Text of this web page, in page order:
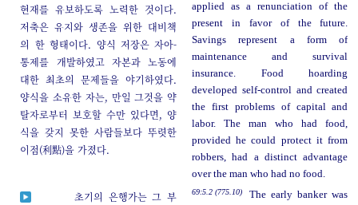
현재를 유보하도록 노력한 것이다.
저축은 유지와 생존을 위한 대비책
의 한 형태이다. 양식 저장은 자아-
통제를 개발하였고 자본과 노동에
대한 최초의 문제들을 야기하였다.
양식을 소유한 자는, 만일 그것을 약
탈자로부터 보호할 수만 있다면, 양
식을 갖지 못한 사람들보다 뚜렷한
이점(利點)을 가졌다.
applied as a renunciation of the
present in favor of the future.
Savings represent a form of
maintenance and survival
insurance. Food hoarding
developed self-control and created
the first problems of capital and
labor. The man who had food,
provided he could protect it from
robbers, had a distinct advantage
over the man who had no food.
초기의 은행가는 그 부
69:5.2 (775.10)
The early banker was